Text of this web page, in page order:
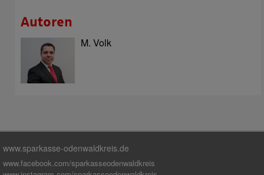
Autoren
M. Volk
www.sparkasse-odenwaldkreis.de
www.facebook.com/sparkasseodenwaldkreis